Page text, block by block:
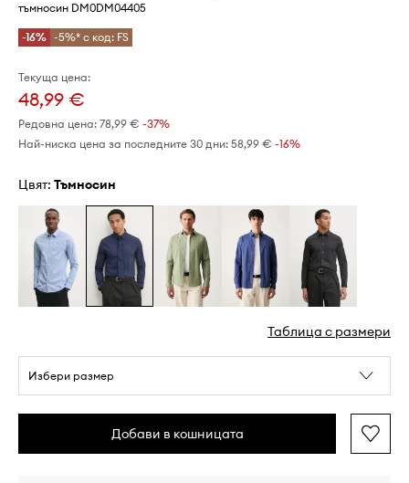
тъмносин DM0DM04405
-16% -5%* с код: FS
Текуща цена:
48,99 €
Редовна цена: 78,99 € -37%
Най-ниска цена за последните 30 дни: 58,99 € -16%
Цвят: тъмносин
Таблица с размери
Избери размер
Добави в кошницата